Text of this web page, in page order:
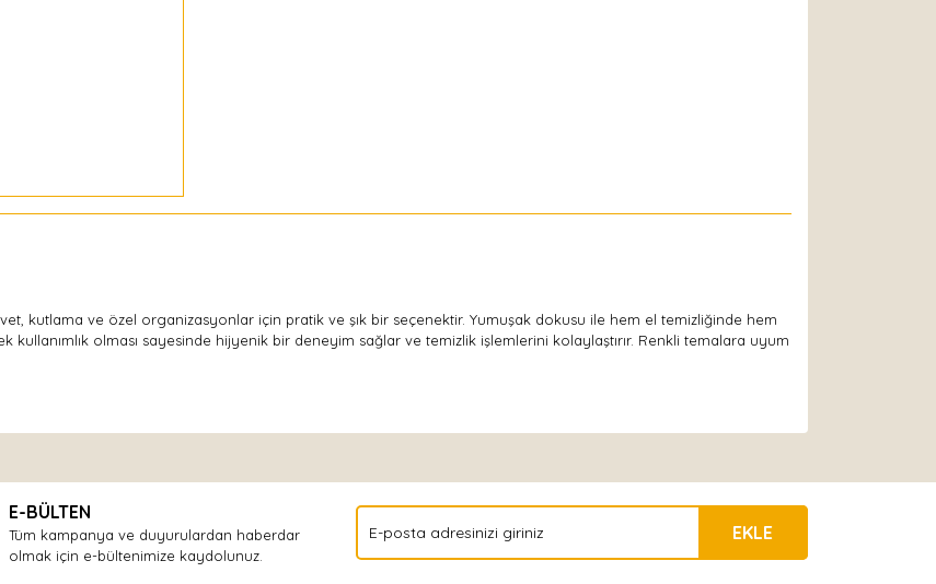
kutlama ve özel organizasyonlar için pratik ve şık bir seçenektir. Yumuşak dokusu ile hem el temizliğinde hem
kullanımlık olması sayesinde hijyenik bir deneyim sağlar ve temizlik işlemlerini kolaylaştırır. Renkli temalara uyum
Yorum Yaz
E-BÜLTEN
Tüm kampanya ve duyurulardan haberdar
olmak için e-bültenimize kaydolunuz.
EKLE